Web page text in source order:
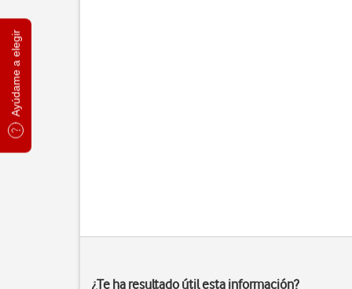
Ayúdame a elegir
¿Te ha resultado útil esta información?